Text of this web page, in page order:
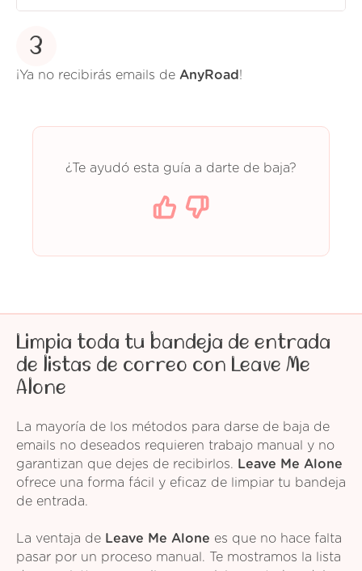
3
¡Ya no recibirás emails de AnyRoad !
¿Te ayudó esta guía a darte de baja?
Limpia toda tu bandeja de entrada
de listas de correo con Leave Me
Alone
La mayoría de los métodos para darse de baja de
emails no deseados requieren trabajo manual y no
garantizan que dejes de recibirlos. Leave Me Alone
ofrece una forma fácil y eficaz de limpiar tu bandeja
de entrada.
La ventaja de Leave Me Alone es que no hace falta
pasar por un proceso manual. Te mostramos la lista